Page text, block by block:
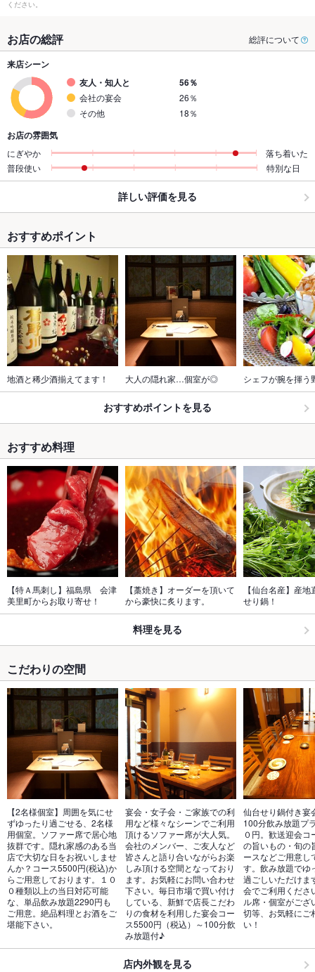
ください。
お店の総評 総評について
来店シーン
友人・知人と
56％
会社の宴会
26％
その他
18％
お店の雰囲気
にぎやか
落ち着いた
普段使い
特別な日
詳しい評価を見る
おすすめポイント
地酒と稀少酒揃えてます！ 大人の隠れ家…個室が◎ シェフが腕を揮う
おすすめポイントを見る
おすすめ料理
【特Ａ馬刺し】福島県　会津
美里町からお取り寄せ！
【藁焼き】オーダーを頂いて
から豪快に炙ります。
【仙台名産】産
せり鍋！
料理を見る
こだわりの空間
【2名様個室】周囲を気にせ
ずゆったり過ごせる、2名様
用個室。ソファー席で居心地
抜群です。隠れ家感のある当
店で大切な日をお祝いしませ
んか？コース5500円(税込)か
らご用意しております。１０
０種類以上の当日対応可能
な、単品飲み放題2290円も
ご用意。絶品料理とお酒をご
堪能下さい。
宴会・女子会・ご家族での利
用など様々なシーンでご利用
頂けるソファー席が大人気。
会社のメンバー、ご友人など
皆さんと語り合いながらお楽
しみ頂ける空間となっており
ます。お気軽にお問い合わせ
下さい。毎日市場で買い付け
している、新鮮で店長こだわ
りの食材を利用した宴会コー
ス5500円（税込）～100分飲
み放題付♪
仙台せり鍋付き宴
100分飲み放題プ
０円。歓送迎会コ
の旨いもの・旬の
ースなどご用意し
す。飲み放題でゆ
過ごしいただけま
会でご利用くださ
ル席・個室がござ
切等、お気軽にご
い！
店内外観を見る